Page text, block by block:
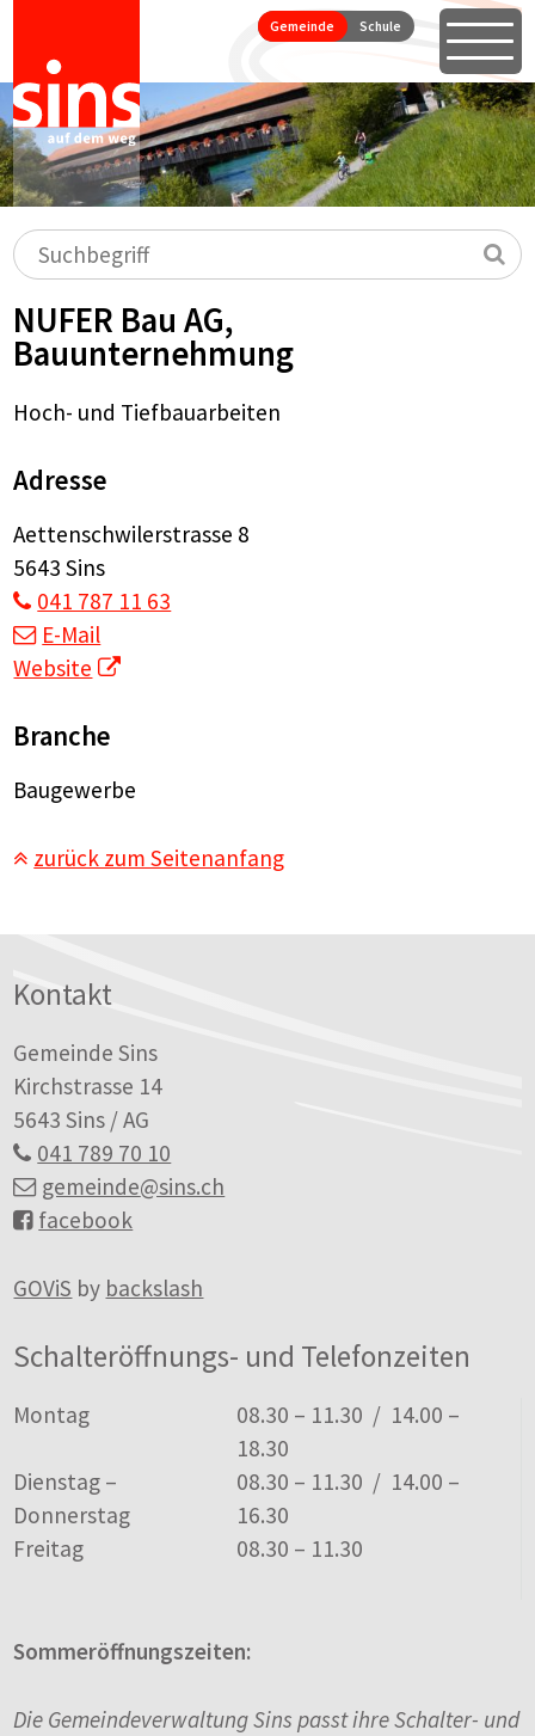
Direkt zum Inhalt springen
Hauptnavigation
Gemeinde Schule
Suchbegriff
NUFER Bau AG,
Bauunternehmung
Hoch- und Tiefbauarbeiten
Adresse
Aettenschwilerstrasse 8
5643 Sins
041 787 11 63
E-Mail
Website
Branche
Baugewerbe
zurück zum Seitenanfang
Kontakt
Gemeinde Sins
Kirchstrasse 14
5643 Sins / AG
041 789 70 10
gemeinde@sins.ch
facebook
GOViS by backslash
Schalteröffnungs- und Telefonzeiten
TagÖffnungszeiten
Montag
08.30 – 11.30 / 14.00 –
18.30
Dienstag –
Donnerstag
08.30 – 11.30 / 14.00 –
16.30
Freitag
08.30 – 11.30
Sommeröffnungszeiten:
Die Gemeindeverwaltung Sins passt ihre Schalter- und